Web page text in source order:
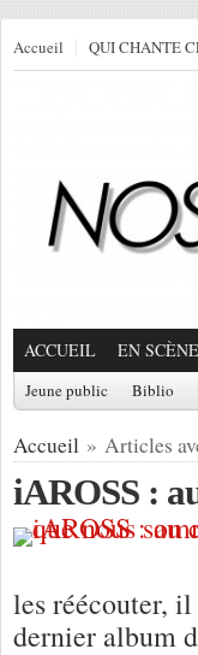
Accueil QUI CHANTE
ACCUEIL EN SCÈNE
Jeune public Biblio
Accueil » Articles
iAROSS :
les réécouter,
dernier album